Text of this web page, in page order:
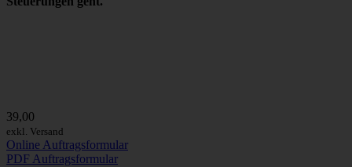
39,00
exkl. Versand
Online Auftragsformular
PDF Auftragsformular